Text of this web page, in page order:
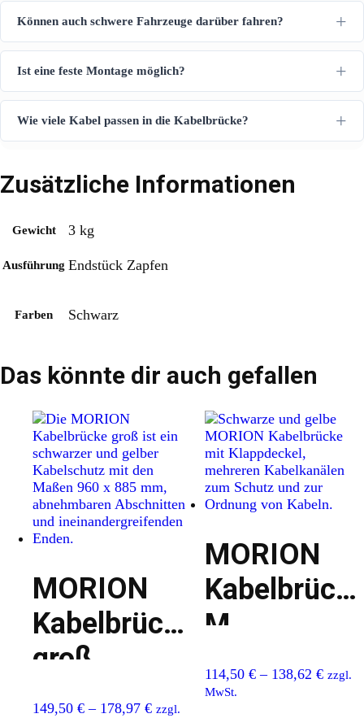
Können auch schwere Fahrzeuge darüber fahren?
Ist eine feste Montage möglich?
Wie viele Kabel passen in die Kabelbrücke?
Zusätzliche Informationen
Gewicht 3 kg
Ausführung Endstück Zapfen
Farben Schwarz
Das könnte dir auch gefallen
MORION
Kabelbrücke
groß
149,50 € – 178,97 € zzgl.
MORION
M
114,50€ – 138,62€ zzgl.
MwSt.